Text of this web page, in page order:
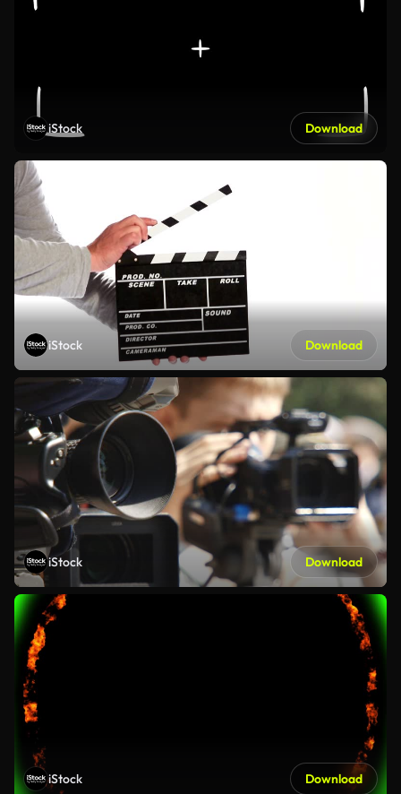
iStock Download
iStock Download
iStock Download
iStock Download